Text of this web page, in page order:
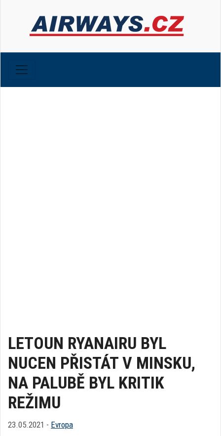
LETOUN RYANAIRU BYL
NUCEN PŘISTÁT V MINSKU,
NA PALUBĚ BYL KRITIK
REŽIMU
23.05.2021 - Evropa